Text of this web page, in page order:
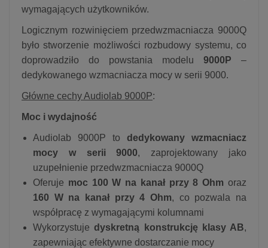
wymagających użytkowników.
Logicznym rozwinięciem przedwzmacniacza 9000Q
było stworzenie możliwości rozbudowy systemu, co
doprowadziło do powstania modelu 9000P –
dedykowanego wzmacniacza mocy w serii 9000.
Główne cechy Audiolab 9000P:
Moc i wydajność
Audiolab 9000P to dedykowany wzmacniacz
mocy w serii 9000, zaprojektowany jako
uzupełnienie przedwzmacniacza 9000Q
Oferuje moc 100 W na kanał przy 8 Ohm oraz
160 W na kanał przy 4 Ohm, co pozwala na
współpracę z wymagającymi kolumnami
Wykorzystujedyskretną konstrukcję klasy AB,
zapewniając efektywne dostarczanie mocy